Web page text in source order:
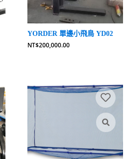
YORDER 單邊小飛鳥 YD02
NT$200,000.00